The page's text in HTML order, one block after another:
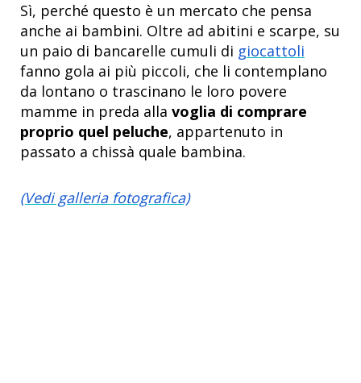
Sì, perché questo è un mercato che pensa
anche ai bambini. Oltre ad abitini e scarpe, su
un paio di bancarelle cumuli di giocattoli
fanno gola ai più piccoli, che li contemplano
da lontano o trascinano le loro povere
mamme in preda alla voglia di comprare
proprio quel peluche, appartenuto in
passato a chissà quale bambina.
(Vedi galleria fotografica)